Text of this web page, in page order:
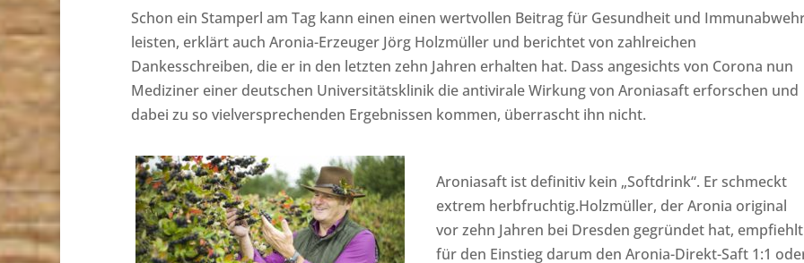
Schon ein Stamperl am Tag kann einen einen wertvollen Beitrag für Gesundheit und
leisten, erklärt auch Aronia-Erzeuger Jörg Holzmüller und berichtet von zahlreichen
Dankesschreiben, die er in den letzten zehn Jahren erhalten hat. Dass angesichts von Corona nun
Mediziner einer deutschen Universitätsklinik die antivirale Wirkung von Aroniasaft erforschen und
dabei zu so vielversprechenden Ergebnissen kommen, überrascht ihn nicht.
Aroniasaft ist definitiv kein „Softdrink“. Er schmeckt
extrem herbfruchtig.Holzmüller, der Aronia original
vor zehn Jahren bei Dresden gegründet hat, empfiehlt
für den Einstieg darum den Aronia-Direkt-Saft 1:1